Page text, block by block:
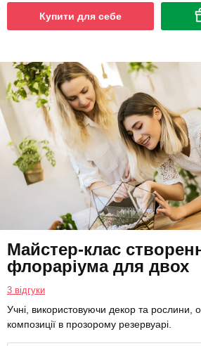
Купити для себе
Майстер-клас
флораріума для двох
3 відгуки
Учні, використовуючи декор та рослини,
композиції в прозорому резервуарі.